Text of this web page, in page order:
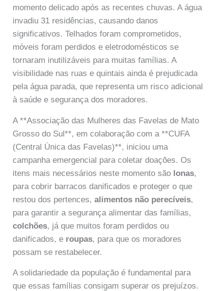
momento delicado após as recentes chuvas. A água
invadiu 31 residências, causando danos
significativos. Telhados foram comprometidos,
móveis foram perdidos e eletrodomésticos se
tornaram inutilizáveis para muitas famílias. A
visibilidade nas ruas e quintais ainda é prejudicada
pela água parada, que representa um risco adicional
à saúde e segurança dos moradores.
A **Associação das Mulheres das Favelas de Mato
Grosso do Sul**, em colaboração com a **CUFA
(Central Única das Favelas)**, iniciou uma
campanha emergencial para coletar doações. Os
itens mais necessários neste momento são lonas,
para cobrir barracos danificados e proteger o que
restou dos pertences,alimentos não perecíveis,
para garantir a segurança alimentar das famílias,
colchões, já que muitos foram perdidos ou
danificados, e roupas, para que os moradores
possam se restabelecer.
A solidariedade da população é fundamental para
que essas famílias consigam superar os prejuízos.